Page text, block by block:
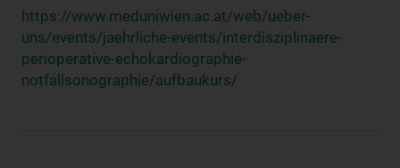
https://www.meduniwien.ac.at/web/ueber-
uns/events/jaehrliche-events/interdisziplinaere-
perioperative-echokardiographie-
notfallsonographie/aufbaukurs/